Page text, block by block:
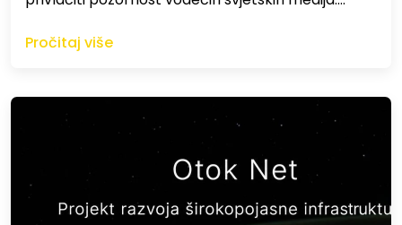
Pročitaj više